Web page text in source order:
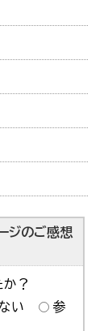
ジのご感想
か？
い
参